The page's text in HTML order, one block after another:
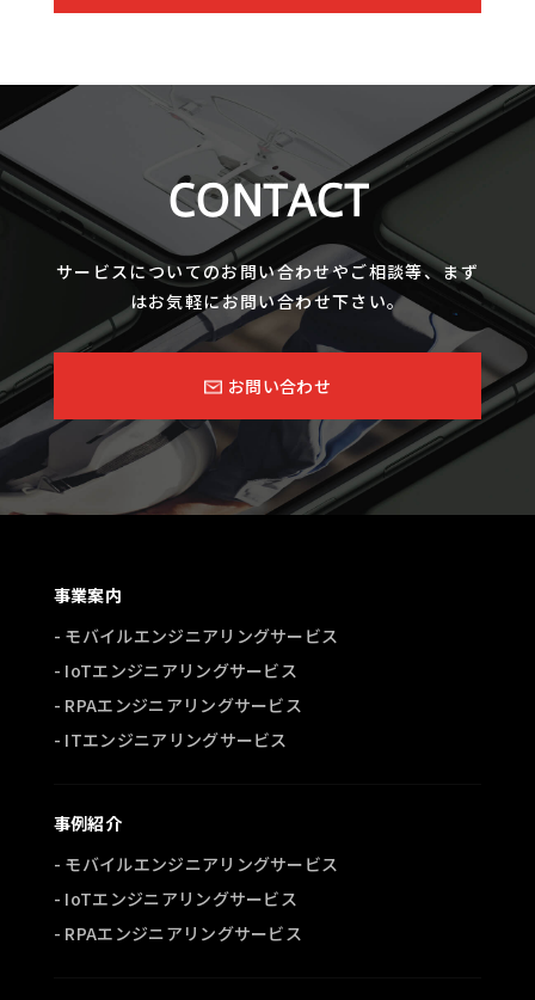
CONTACT
サービスについてのお問い合わせやご相談等、まず
はお気軽にお問い合わせ下さい。
お問い合わせ
事業案内
- モバイルエンジニアリングサービス
- IoTエンジニアリングサービス
- RPAエンジニアリングサービス
- ITエンジニアリングサービス
事例紹介
- モバイルエンジニアリングサービス
- IoTエンジニアリングサービス
- RPAエンジニアリングサービス